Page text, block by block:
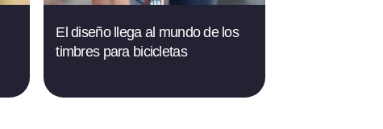
El diseño llega al mundo de los
timbres para bicicletas